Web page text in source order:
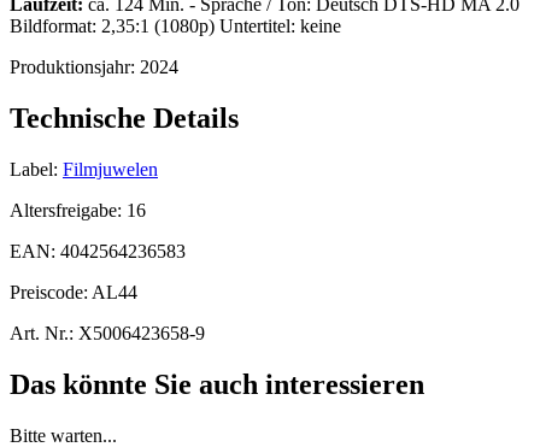
Laufzeit: ca. 124 Min. - Sprache / Ton: Deutsch DTS-HD MA 2.0
Bildformat: 2,35:1 (1080p) Untertitel: keine
Produktionsjahr: 2024
Technische Details
Label: Filmjuwelen
Altersfreigabe: 16
EAN: 4042564236583
Preiscode: AL44
Art. Nr.: X5006423658-9
Das könnte Sie auch interessieren
Bitte warten...